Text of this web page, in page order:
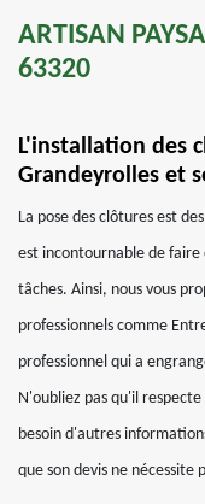
ARTISAN
63320
L'installation des
Grandeyrolles et
La pose des clôtures est
est incontournable de faire
tâches. Ainsi, nous vous
professionnels comme
professionnel qui a
N'oubliez pas qu'il
besoin d'autres
que son devis ne